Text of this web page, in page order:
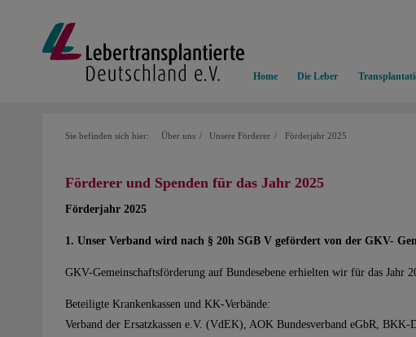
Home Die Leber
Sie befinden sich hier: Über uns Unsere Förderer Förderjahr 2025
Förderer und Spenden für das Jahr 2025
Förderjahr 2025
1. Unser Verband wird nach § 20h SGB V gefördert von der GKV-
GKV-Gemeinschaftsförderung auf Bundesebene erhielten wir für das Jahr
Beteiligte Krankenkassen und KK-Verbände:
Verband der Ersatzkassen e.V. (VdEK), AOK Bundesverband eGbR, BKK-